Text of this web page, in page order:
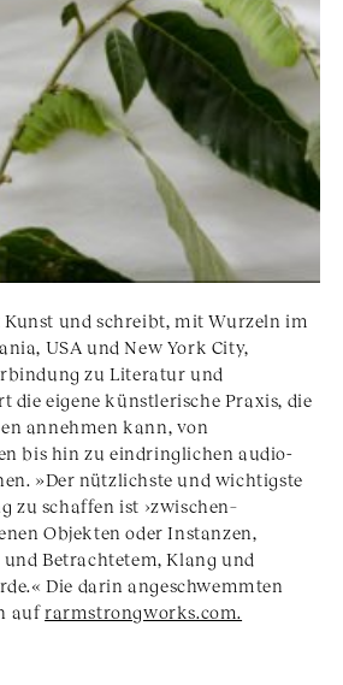
und schreibt, mit Wurzeln im
USA und New York City,
zu Literatur und
die eigene künstlerische Praxis, die
annehmen kann, von
bis hin zu eindringlichen audio-
»Der nützlichste und wichtigste
zu schaffen ist ›zwischen–
Objekten oder Instanzen,
Betrachtetem, Klang und
Die darin angeschwemmten
aufrarmstrongworks.com.